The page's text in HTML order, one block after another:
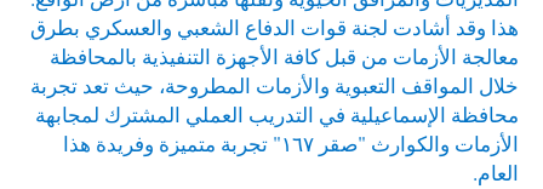
هذا وقد أشادت لجنة قوات الدفاع الشعبي والعسكري بطرق
معالجة الأزمات من قبل كافة الأجهزة التنفيذية بالمحافظة
خلال المواقف التعبوية والأزمات المطروحة، حيث تعد تجربة
محافظة الإسماعيلية في التدريب العملي المشترك لمجابهة
الأزمات والكوارث "صقر ١٦٧" تجربة متميزة وفريدة هذا
العام.